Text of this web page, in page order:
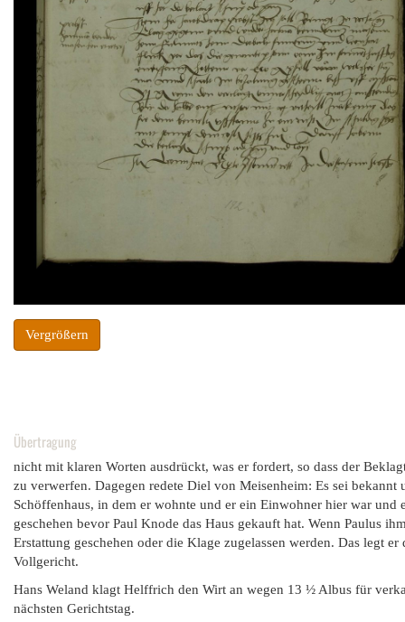
Vergrößern
Übertragung
nicht mit klaren Worten ausdrückt, was er fordert, so dass der
zu verwerfen. Dagegen redete Diel von Meisenheim: Es sei
Schöffenhaus, in dem er wohnte und er ein Einwohner hier war und
geschehen bevor Paul Knode das Haus gekauft hat. Wenn Paulus
Erstattung geschehen oder die Klage zugelassen werden. Das legt
Vollgericht.
Hans Weland klagt Helffrich den Wirt an wegen 13 ½ Albus für
nächsten Gerichtstag.